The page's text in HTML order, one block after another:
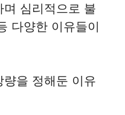
며 심리적으로 불
다양한 이유들이
을 정해둔 이유